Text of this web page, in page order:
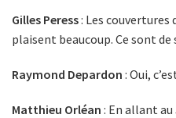
Gilles Peress: Les couvertures
plaisent beaucoup. Ce sont de
Raymond Depardon : Oui,
Matthieu Orléan : En allant